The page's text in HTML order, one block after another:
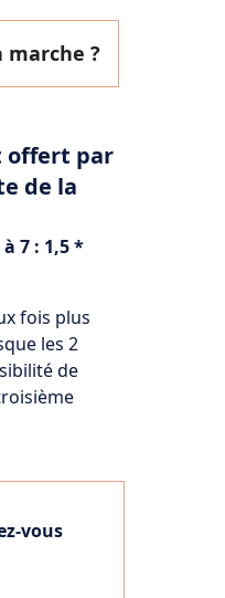
marche ?
offert par
de la
7 : 1,5 *
fois plus
les 2
de
vous